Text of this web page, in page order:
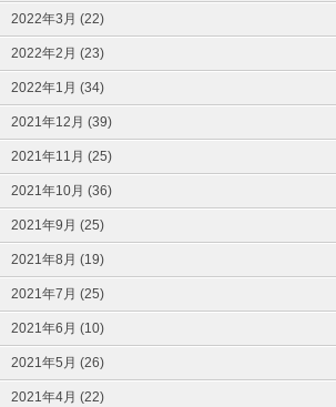
2022年3月 (22)
2022年2月 (23)
2022年1月 (34)
2021年12月 (39)
2021年11月 (25)
2021年10月 (36)
2021年9月 (25)
2021年8月 (19)
2021年7月 (25)
2021年6月 (10)
2021年5月 (26)
2021年4月 (22)